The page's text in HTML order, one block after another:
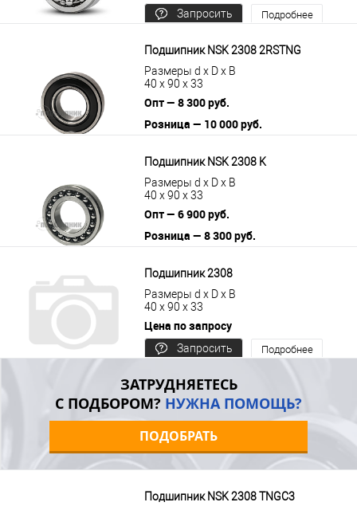
Запросить
Подробнее
Подшипник NSK 2308 2RSTNG
Размеры d x D x B
40 x 90 x 33
Опт — 8 300 руб.
Розница — 10 000 руб.
Подшипник NSK 2308 K
Размеры d x D x B
40 x 90 x 33
Опт — 6 900 руб.
Розница — 8 300 руб.
Подшипник 2308
Размеры d x D x B
40 x 90 x 33
Цена по запросу
Запросить
Подробнее
ЗАТРУДНЯЕТЕСЬ
С ПОДБОРОМ? НУЖНА ПОМОЩЬ?
ПОДОБРАТЬ
Подшипник NSK 2308 TNGC3